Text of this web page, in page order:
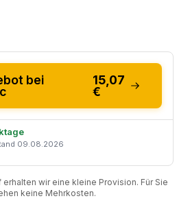
bei
15,07
€
09.08.2026
wir eine kleine Provision. Für Sie
keine Mehrkosten.